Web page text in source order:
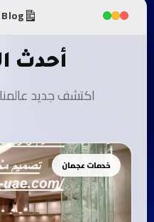
أحدث
اكتشف جديد
خدمات عجمان